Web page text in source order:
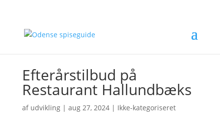
Efterårstilbud på
Restaurant Hallundbæks
af udvikling| aug 27, 2024| Ikke-kategoriseret